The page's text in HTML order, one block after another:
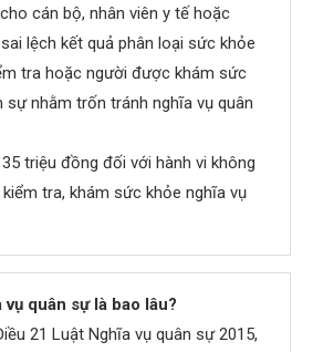
cán bộ, nhân viên y tế hoặc
lệch kết quả phân loại sức khỏe
tra hoặc người được khám sức
sự nhằm trốn tránh nghĩa vụ quân
triệu đồng đối với hành vi không
tra, khám sức khỏe nghĩa vụ
quân sự là bao lâu?
21 Luật Nghĩa vụ quân sự 2015,